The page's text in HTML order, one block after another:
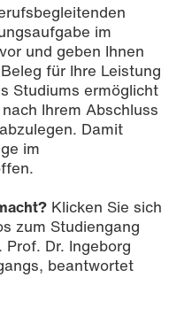
im
und geben Ihnen
für Ihre Leistung
Studiums ermöglicht
Ihrem Abschluss
Damit
im
Klicken Sie sich
zum Studiengang
Dr. Ingeborg
beantwortet